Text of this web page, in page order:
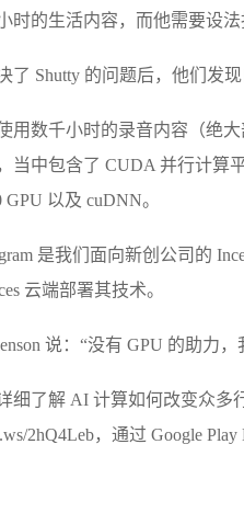
时的生活内容，而他需要设法
了 Shutty 的问题后，他们发
用数千小时的录音内容（绝
当中包含了 CUDA 并行计算
以及 cuDNN。
是我们面向新创公司的
云端部署其技术。
说：“没有 GPU 的助力
细了解 AI 计算如何改变众多
2hQ4Leb，通过 Google